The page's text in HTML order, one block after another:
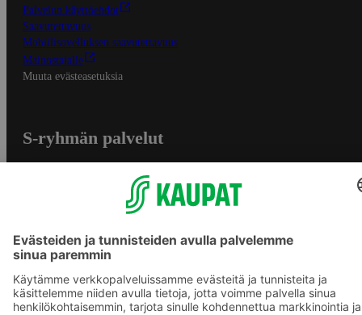
Palvelun käyttöehdot
Saavutettavuus
Mobiilisovelluksen saavutettavuus
Mainostajalle
Muuta evästeasetuksia
S-ryhmän palvelut
S-ostoslista -sovellus
Prisma.fi
Sokos.fi
S-Pankki
Yhteishyvä